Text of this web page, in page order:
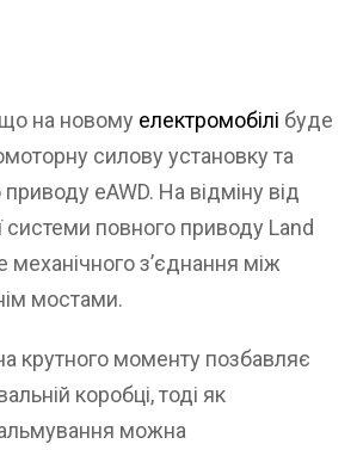
що на новому електромобілі буде
силову установку та
eAWD. На відміну від
системи повного приводу Land
механічного з’єднання між
мостами.
крутного моменту позбавляє
коробці, тоді як
можна